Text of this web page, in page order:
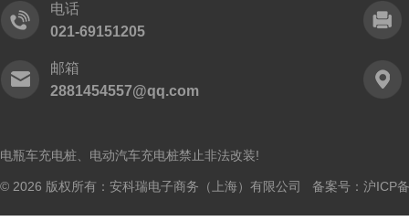
电话
021-69151205
邮箱
2881454557@qq.com
电瓶车充电桩、电动汽车充电桩禁止非法改装!
© 2026 版权所有：安科瑞电子商务（上海）有限公司 备案号： 沪ICP